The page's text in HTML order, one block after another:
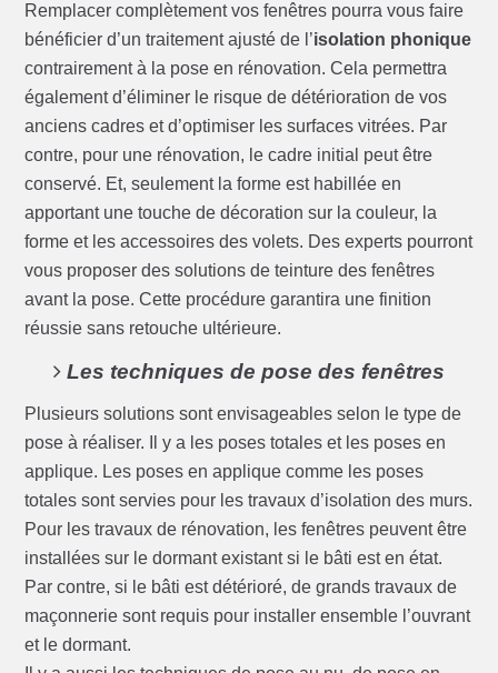
Remplacer complètement vos fenêtres pourra vous faire
bénéficier d’un traitement ajusté de l’isolation phonique
contrairement à la pose en rénovation. Cela permettra
également d’éliminer le risque de détérioration de vos
anciens cadres et d’optimiser les surfaces vitrées. Par
contre, pour une rénovation, le cadre initial peut être
conservé. Et, seulement la forme est habillée en
apportant une touche de décoration sur la couleur, la
forme et les accessoires des volets. Des experts pourront
vous proposer des solutions de teinture des fenêtres
avant la pose. Cette procédure garantira une finition
réussie sans retouche ultérieure.
Les techniques de pose des fenêtres
Plusieurs solutions sont envisageables selon le type de
pose à réaliser. Il y a les poses totales et les poses en
applique. Les poses en applique comme les poses
totales sont servies pour les travaux d’isolation des murs.
Pour les travaux de rénovation, les fenêtres peuvent être
installées sur le dormant existant si le bâti est en état.
Par contre, si le bâti est détérioré, de grands travaux de
maçonnerie sont requis pour installer ensemble l’ouvrant
et le dormant.